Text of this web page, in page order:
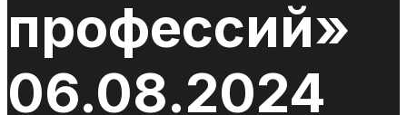
профессий»
06.08.2024